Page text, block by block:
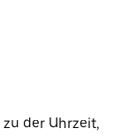
der Uhrzeit,